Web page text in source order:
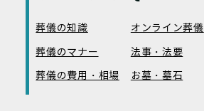
葬儀の知識 オンライン葬儀
葬儀のマナー
法事・法要
葬儀の費用・相場
お墓・墓石